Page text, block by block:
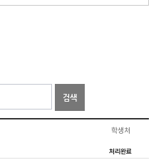
검색
학생처
처리완료